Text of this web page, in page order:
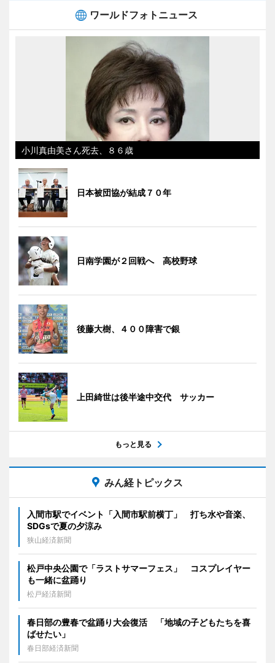
ワールドフォトニュース
小川真由美さん死去、８６歳
日本被団協が結成７０年
日南学園が２回戦へ 高校野球
後藤大樹、４００障害で銀
上田綺世は後半途中交代 サッカー
もっと見る
みん経トピックス
入間市駅でイベント「入間市駅前横丁」 打ち水や音楽、
SDGsで夏の夕涼み
狭山経済新聞
松戸中央公園で「ラストサマーフェス」 コスプレイヤー
も一緒に盆踊り
松戸経済新聞
春日部の豊春で盆踊り大会復活 「地域の子どもたちを喜
ばせたい」
春日部経済新聞